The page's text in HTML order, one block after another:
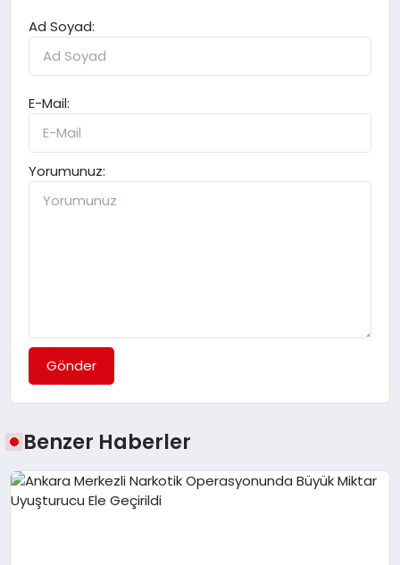
Ad Soyad:
E-Mail:
Yorumunuz:
Gönder
Benzer Haberler